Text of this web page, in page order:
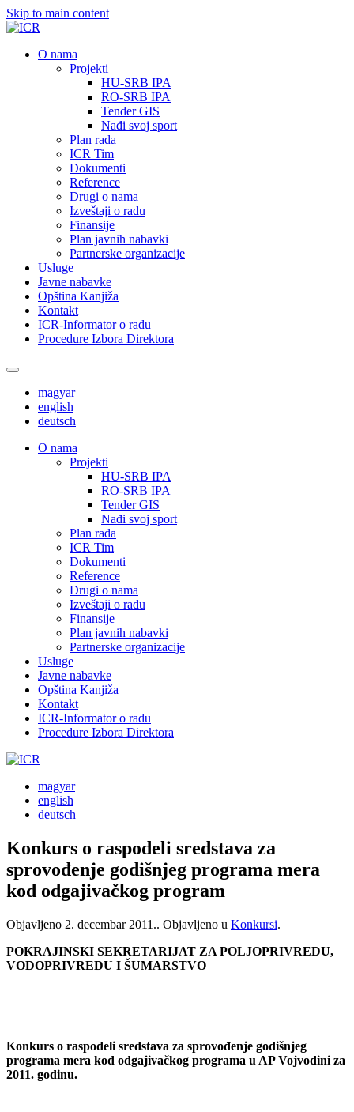
Skip to main content
О nama
Projekti
HU-SRB IPA
RO-SRB IPA
Tender GIS
Nađi svoj sport
Plan rada
ICR Tim
Dokumenti
Reference
Drugi o nama
Izveštaji o radu
Finansije
Plan javnih nabavki
Partnerske organizacije
Usluge
Javne nabavke
Opština Kanjiža
Kontakt
ICR-Informator o radu
Procedure Izbora Direktora
magyar
english
deutsch
О nama
Projekti
HU-SRB IPA
RO-SRB IPA
Tender GIS
Nađi svoj sport
Plan rada
ICR Tim
Dokumenti
Reference
Drugi o nama
Izveštaji o radu
Finansije
Plan javnih nabavki
Partnerske organizacije
Usluge
Javne nabavke
Opština Kanjiža
Kontakt
ICR-Informator o radu
Procedure Izbora Direktora
magyar
english
deutsch
Konkurs o raspodeli sredstava za
sprovođenje godišnjeg programa mera
kod odgajivačkog program
Objavljeno 2. decembar 2011.. Objavljeno u Konkursi.
POKRAJINSKI SEKRETARIJAT ZA POLJOPRIVREDU,
VODOPRIVREDU I ŠUMARSTVO
Konkurs o raspodeli sredstava za sprovođenje godišnjeg
programa mera kod odgajivačkog programa u AP Vojvodini za
2011. godinu.